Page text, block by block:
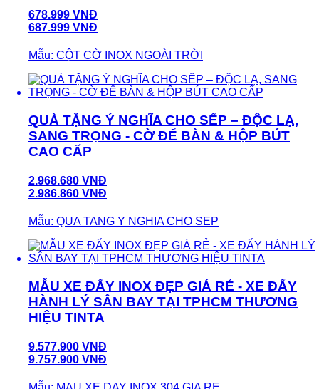
678.999 VNĐ
687.999 VNĐ
Mẫu: CỘT CỜ INOX NGOÀI TRỜI
QUÀ TẶNG Ý NGHĨA CHO SẾP – ĐỘC LẠ,
SANG TRỌNG - CỜ ĐỂ BÀN & HỘP BÚT
CAO CẤP
2.968.680 VNĐ
2.986.860 VNĐ
Mẫu: QUA TANG Y NGHIA CHO SEP
MẪU XE ĐẨY INOX ĐẸP GIÁ RẺ - XE ĐẨY
HÀNH LÝ SÂN BAY TẠI TPHCM THƯƠNG
HIỆU TINTA
9.577.900 VNĐ
9.757.900 VNĐ